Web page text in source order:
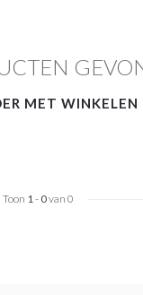
MET WINKELEN
Toon 1- 0van 0